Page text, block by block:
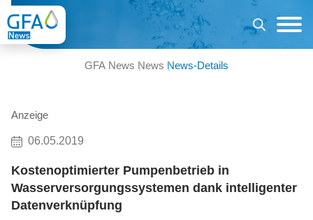
GFA News News News-Details
Anzeige
06.05.2019
Kostenoptimierter Pumpenbetrieb in
Wasserversorgungssystemen dank intelligenter
Datenverknüpfung